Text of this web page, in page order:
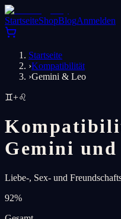
StartseiteShopBlogAnmelden
Startseite
›Kompatibilität
›Gemini & Leo
♊+♌
Gemini und
Liebe-, Sex- und
92%